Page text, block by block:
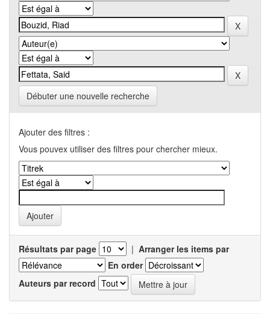
Débuter une nouvelle recherche
Ajouter des filtres :
Vous pouvex utiliser des filtres pour chercher mieux.
Résultats par page | Arranger les items par
En order
Auteurs par record